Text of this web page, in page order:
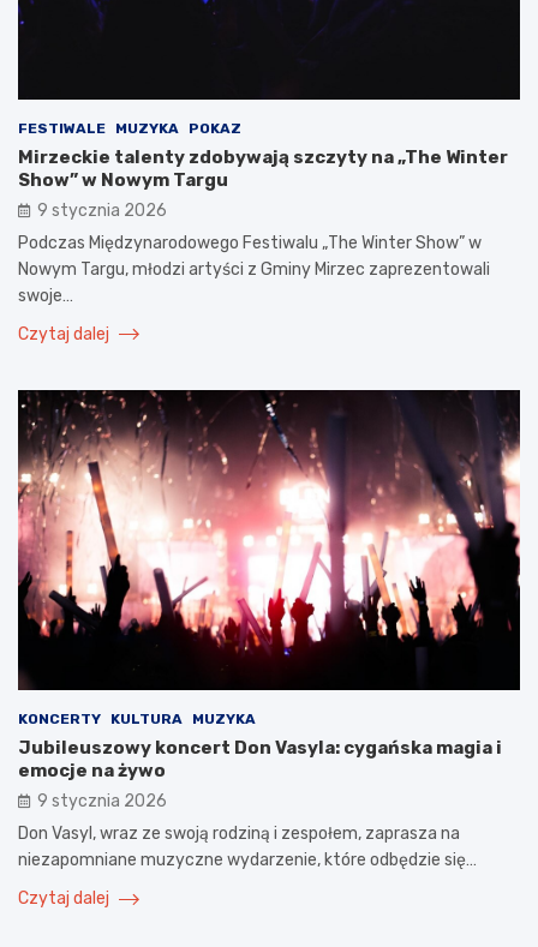
FESTIWALE MUZYKA POKAZ
Mirzeckie talenty zdobywają szczyty na „The Winter
Show” w Nowym Targu
9 stycznia 2026
Podczas Międzynarodowego Festiwalu „The Winter Show” w
Nowym Targu, młodzi artyści z Gminy Mirzec zaprezentowali
swoje…
Czytaj dalej
KONCERTY KULTURA MUZYKA
Jubileuszowy koncert Don Vasyla: cygańska magia i
emocje na żywo
9 stycznia 2026
Don Vasyl, wraz ze swoją rodziną i zespołem, zaprasza na
niezapomniane muzyczne wydarzenie, które odbędzie się…
Czytaj dalej